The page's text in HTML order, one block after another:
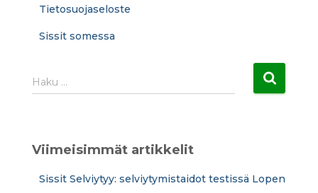
Tietosuojaseloste
Sissit somessa
H
a
Haku …
Viimeisimmät artikkelit
Sissit Selviytyy: selviytymistaidot testissä Lopen